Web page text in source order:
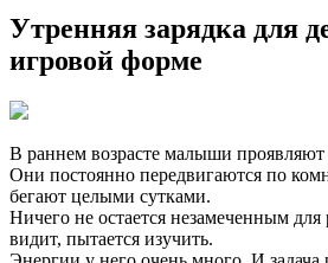
Утренняя зарядка для
игровой форме
В раннем возрасте малыши
Они постоянно передвигаются по
бегают целыми сутками.
Ничего не остается незамеченным
видит, пытается изучить.